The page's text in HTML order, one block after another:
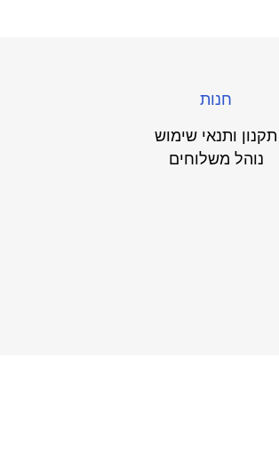
חנות
תקנון ותנאי שימוש
נוהל משלוחים